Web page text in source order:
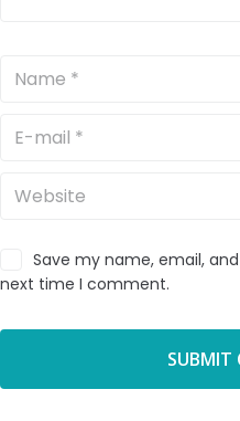
Save my name, email,
next time I comment.